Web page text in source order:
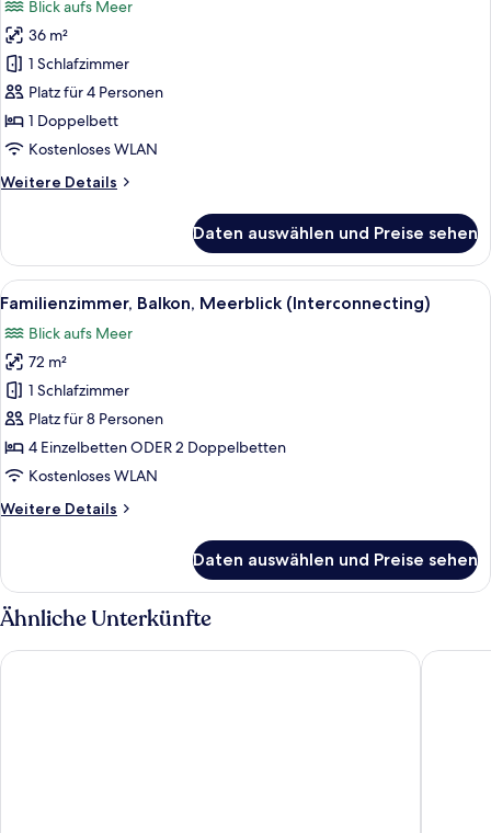
DubaiView-
Coral
LoungeAccess)
Club-
Zimmer,
Balkon,
Meerblick
(Higher
floor
Coral
anzeigen
Blick aufs Meer
36 m²
1 Schlafzimmer
Platz für 4 Personen
1 Doppelbett
Kostenloses WLAN
Weitere Details
Weitere
Zimmer,
Balkon,
Meerblick
floor
&
Coral
Lounge
Access)
Daten auswählen und Preise sehen
Alle
Fotos
für
Familienzimmer,
Balkon,
Meerblick
(Interconnecting)
anzeigen
Ein Hotelzimmer mit einem großen
7
Familienzimmer, Balkon, Meerblick (Interconnecting)
Blick aufs Meer
72 m²
1 Schlafzimmer
Platz für 8 Personen
4 Einzelbetten ODER 2 Doppelbetten
Kostenloses WLAN
Weitere Details
Weitere
Balkon,
Meerblick
(Interconnecting)
Daten auswählen und Preise sehen
Ähnliche Unterkünfte
Amwaj Rotana, Jumeirah Beach - Dubai Hilton